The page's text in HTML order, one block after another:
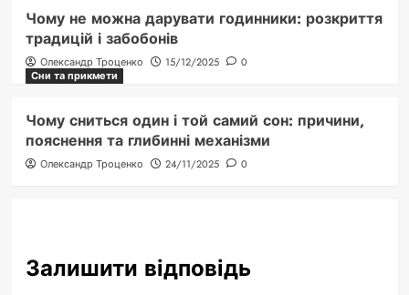
Чому не можна дарувати годинники: розкриття
традицій і забобонів
Олександр Троценко 15/12/2025
0
Сни та прикмети
Чому сниться один і той самий сон: причини,
пояснення та глибинні механізми
Олександр Троценко 24/11/2025 0
Залишити відповідь